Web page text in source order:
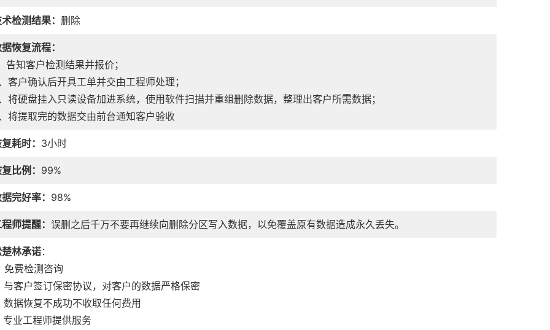
检测结果： 删除
恢复流程：
告知客户检测结果并报价；
客户确认后开具工单并交由工程师处理；
将硬盘挂入只读设备加进系统，使用软件扫描并重组删除数据，整理出客户所需数据；
将提取完的数据交由前台通知客户验收
耗时： 3小时
比例： 99%
完好率： 98%
师提醒： 误删之后千万不要再继续向删除分区写入数据，以免覆盖原有数据造成永久丢失。
林承诺：
免费检测咨询
与客户签订保密协议，对客户的数据严格保密
数据恢复不成功不收取任何费用
专业工程师提供服务